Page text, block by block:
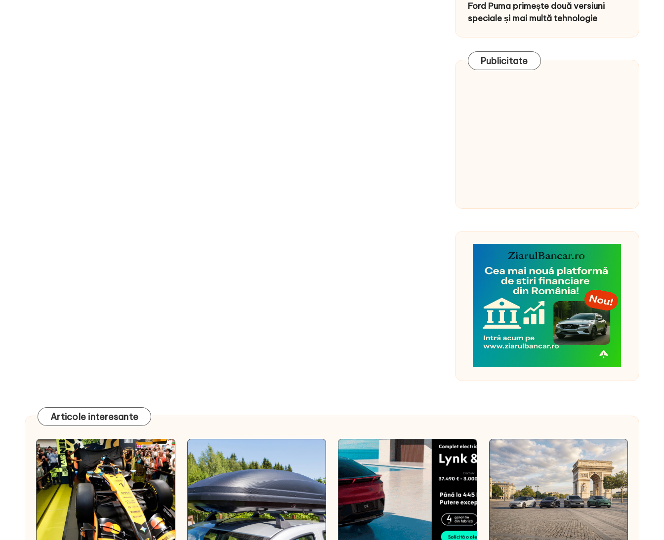
Ford Puma primește două versiuni
speciale și mai multă tehnologie
Publicitate
Articole interesante